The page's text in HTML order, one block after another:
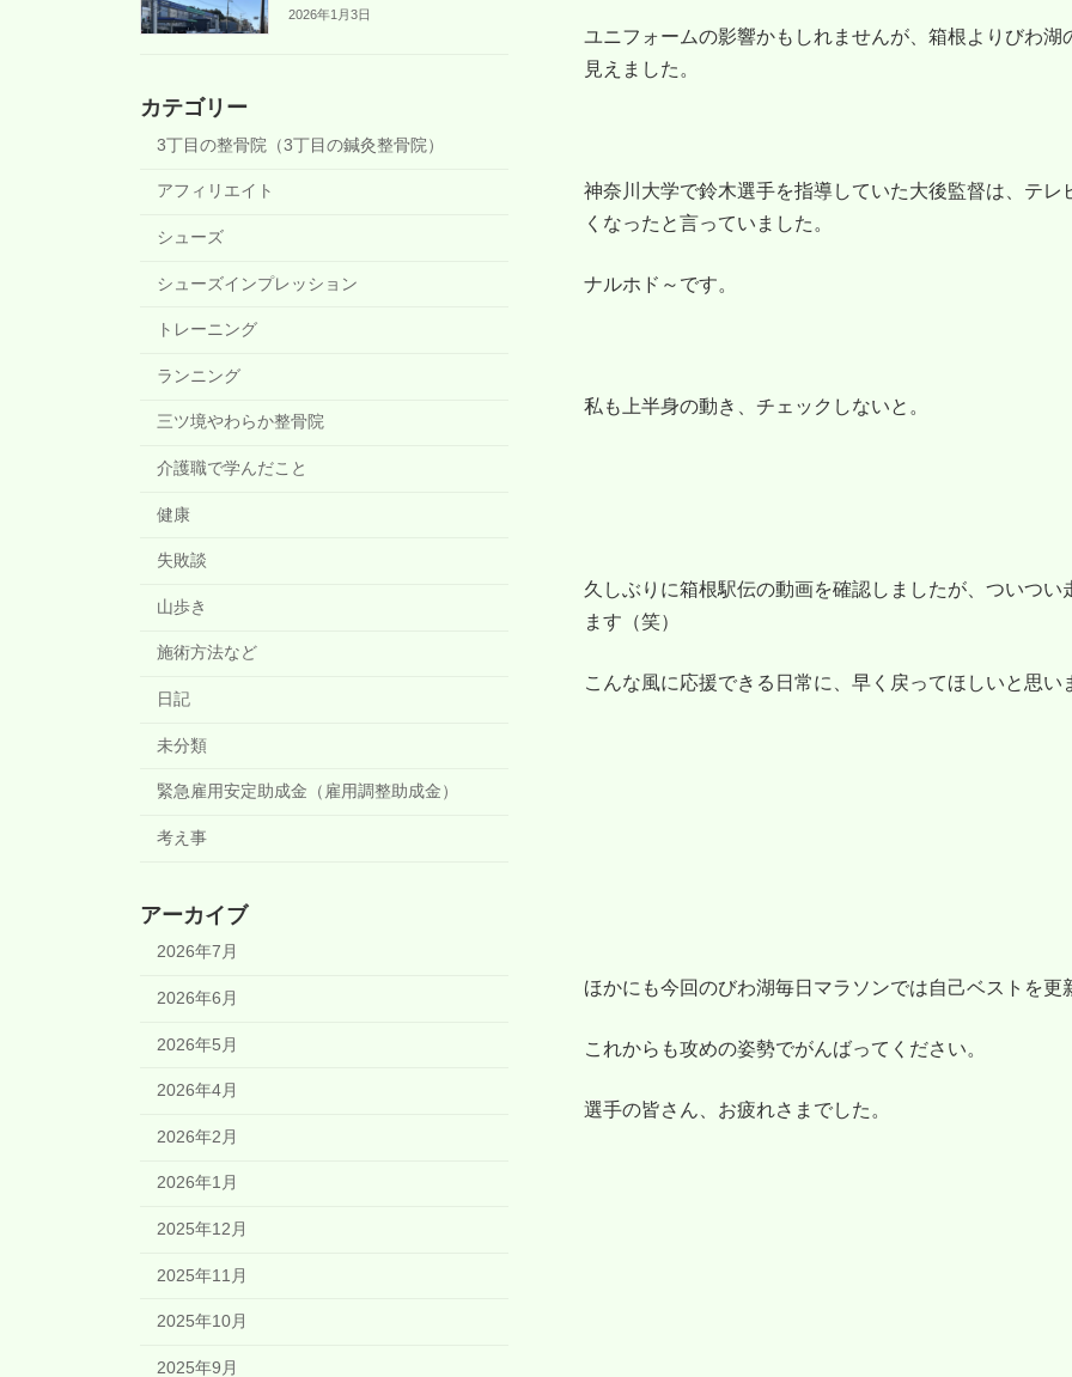
ユニフォームの影響かもしれませんが、箱根よりびわ
見えました。
神奈川大学で鈴木選手を指導していた大後監督は、テ
くなったと言っていました。
ナルホド～です。
私も上半身の動き、チェックしないと。
久しぶりに箱根駅伝の動画を確認しましたが、ついつ
ます（笑）
こんな風に応援できる日常に、早く戻ってほしいと思い
ほかにも今回のびわ湖毎日マラソンでは自己ベストを更
これからも攻めの姿勢でがんばってください。
選手の皆さん、お疲れさまでした。
2026年1月3日
カテゴリー
3丁目の整骨院（3丁目の鍼灸整骨院）
アフィリエイト
シューズ
シューズインプレッション
トレーニング
ランニング
三ツ境やわらか整骨院
介護職で学んだこと
健康
失敗談
山歩き
施術方法など
日記
未分類
緊急雇用安定助成金（雇用調整助成金）
考え事
アーカイブ
2026年7月
2026年6月
2026年5月
2026年4月
2026年2月
2026年1月
2025年12月
2025年11月
2025年10月
2025年9月